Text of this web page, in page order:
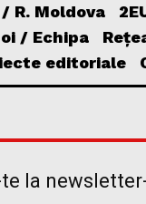
R. Moldova
/ Echipa
editoriale
la